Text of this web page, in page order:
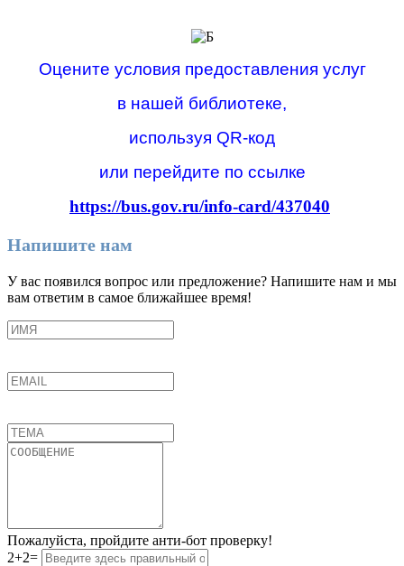
Оцените условия предоставления услуг
в нашей библиотеке,
используя QR-код
или перейдите по ссылке
https://bus.gov.ru/info-card/437040
Напишите нам
У вас появился вопрос или предложение? Напишите нам и мы
вам ответим в самое ближайшее время!
Пожалуйста, пройдите анти-бот проверку!
2+2=